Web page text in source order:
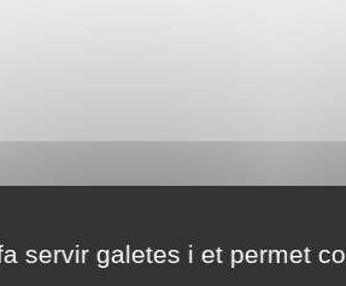
servir galetes i et permet